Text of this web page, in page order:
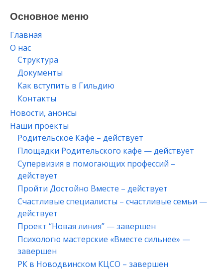
Основное меню
Главная
О нас
Структура
Документы
Как вступить в Гильдию
Контакты
Новости, анонсы
Наши проекты
Родительское Кафе – действует
Площадки Родительского кафе — действует
Супервизия в помогающих профессий –
действует
Пройти Достойно Вместе – действует
Счастливые специалисты – счастливые семьи —
действует
Проект “Новая линия” — завершен
Психологю мастерские «Вместе сильнее» —
завершен
РК в Новодвинском КЦСО – завершен